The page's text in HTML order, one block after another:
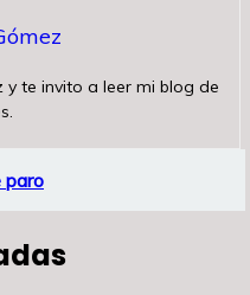
y te invito a leer mi blog de
paro